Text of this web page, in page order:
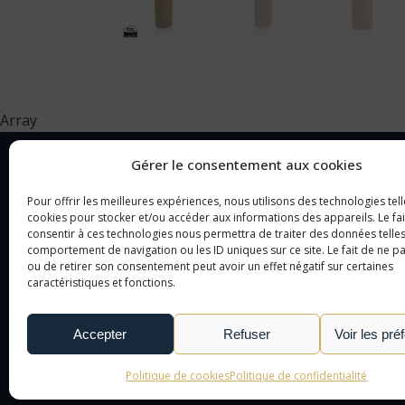
Gérer le consentement aux cookies
Pour offrir les meilleures expériences, nous utilisons des technologies
cookies pour stocker et/ou accéder aux informations des appareils. Le
consentir à ces technologies nous permettra de traiter des données
comportement de navigation ou les ID uniques sur ce site. Le fait de ne
ou de retirer son consentement peut avoir un effet négatif sur certaines
caractéristiques et fonctions.
Accepter Refuser Voir les
Politique de cookiesPolitique de confidentialité
Array
NOTRE SOCIÉTÉ
NOTRE AGENCE
NOTRE DÉMARCHE
LE MONDE DE L'OBJET
PUBLICITAIRE